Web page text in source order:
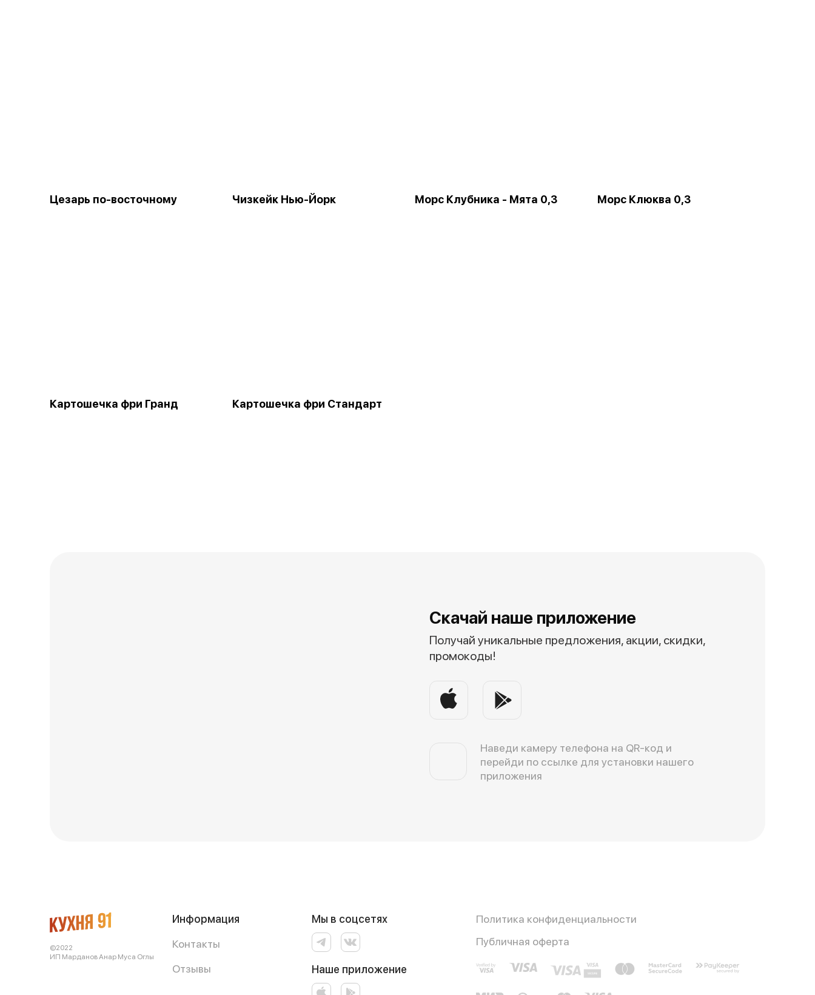
Цезарь по-восточному Чизкейк Нью-Йорк Морс Клубника - Мята 0,3 Морс Клюква 0,3
Картошечка фри Гранд Картошечка фри Стандарт
Скачай наше приложение
Получай уникальные предложения, акции, скидки,
промокоды!
Наведи камеру телефона на QR-код и
перейди по ссылке для установки нашего
приложения
©2022
ИП Марданов Анар Муса Оглы
Информация
Контакты
Отзывы
Мы в соцсетях
Наше приложение
Политика конфиденциальности
Публичная оферта